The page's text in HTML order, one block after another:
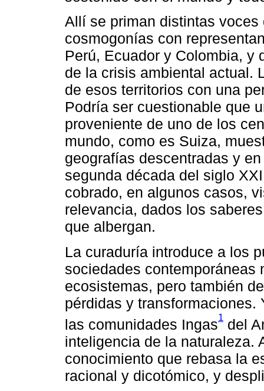
Allí se priman distintas
cosmogonías con
Perú, Ecuador y Colombia, y
de la crisis ambiental actual.
de esos territorios con una
Podría ser cuestionable que
proveniente de uno de los
mundo, como es Suiza,
geografías descentradas y
segunda década del siglo
cobrado, en algunos casos,
relevancia, dados los
que albergan.
La curaduría introduce a los
sociedades contemporáneas
ecosistemas, pero también
pérdidas y
las comunidades Ingas1 del
inteligencia de la naturaleza.
conocimiento que rebasa la
racional y dicotómico, y